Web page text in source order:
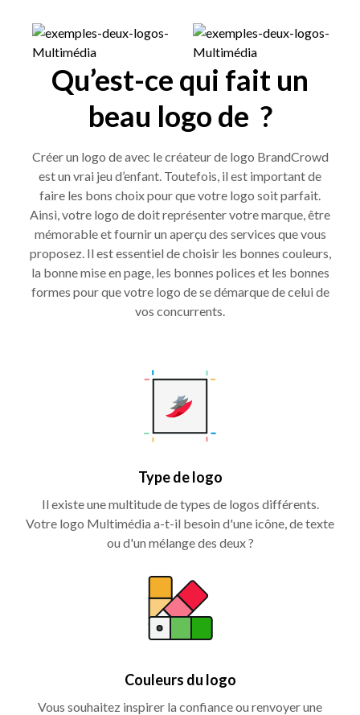
Qu’est-ce qui fait un
beau logo de ?
Créer un logo de avec le créateur de logo BrandCrowd
est un vrai jeu d’enfant. Toutefois, il est important de
faire les bons choix pour que votre logo soit parfait.
Ainsi, votre logo de doit représenter votre marque, être
mémorable et fournir un aperçu des services que vous
proposez. Il est essentiel de choisir les bonnes couleurs,
la bonne mise en page, les bonnes polices et les bonnes
formes pour que votre logo de se démarque de celui de
vos concurrents.
Type de logo
Il existe une multitude de types de logos différents.
Votre logo Multimédia a-t-il besoin d'une icône, de texte
ou d'un mélange des deux ?
Couleurs du logo
Vous souhaitez inspirer la confiance ou renvoyer une